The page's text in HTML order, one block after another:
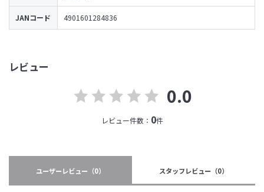
レビュー
0.0
レビュー件数： 0件
ユーザーレビュー （0） スタッフレビュー （0）
JANコード 4901601284836